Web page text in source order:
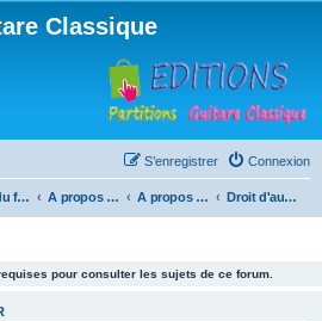
Classique
Connexion
S’enregistrer
Index du forum A propos du forum A propos du forum Droit d'auteurs
pour consulter les sujets de ce forum.